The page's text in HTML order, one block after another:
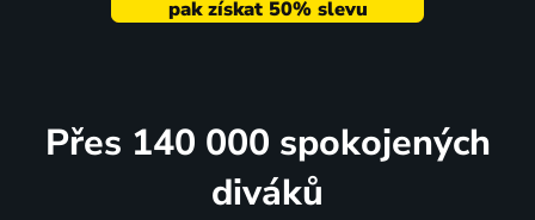
Přes 140 000 spokojených
diváků